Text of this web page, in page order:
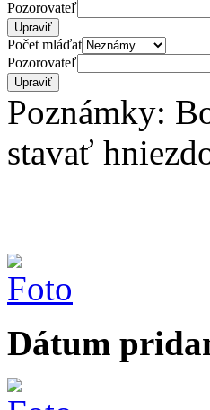
Pozorovateľ
Počet mláďat
Pozorovateľ
Poznámky:
stavať
Dátum